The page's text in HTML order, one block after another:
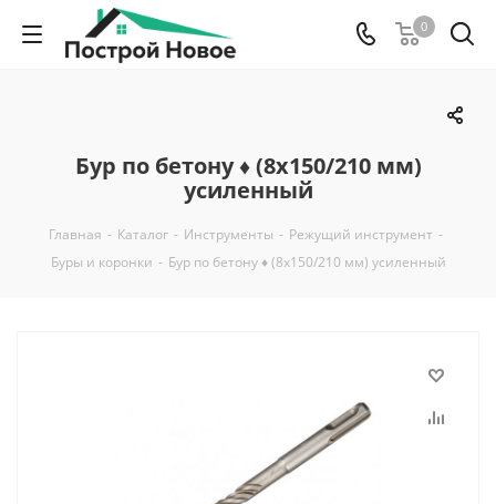
0
Бур по бетону ♦ (8х150/210 мм)
усиленный
Главная - Каталог - Инструменты - Режущий инструмент -
Буры и коронки - Бур по бетону ♦ (8х150/210 мм) усиленный